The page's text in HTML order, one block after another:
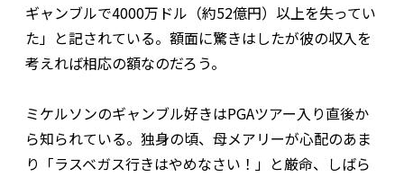
ギャンブルで4000万ドル（約52億円）以上を失ってい
た」と記されている。額面に驚きはしたが彼の収入を
考えれば相応の額なのだろう。
ミケルソンのギャンブル好きはPGAツアー入り直後か
ら知られている。独身の頃、母メアリーが心配のあま
り「ラスベガス行きはやめなさい！」と厳命、しばら